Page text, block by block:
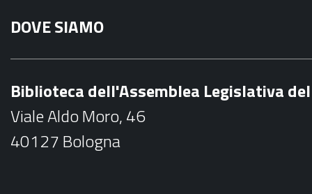
c
e
o
k
DOVE SIAMO
Biblioteca dell'Assemblea Legislativa
Viale Aldo Moro, 46
40127 Bologna